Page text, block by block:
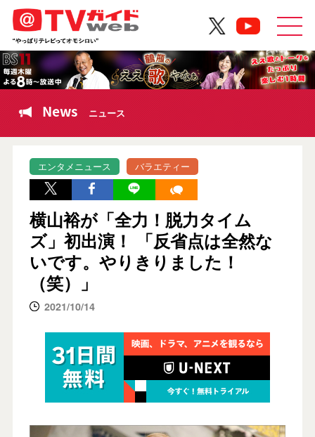
News ニュース
エンタメニュース バラエティー
横山裕が「全力！脱力タイム
ズ」初出演！ 「反省点は全然な
いです。やりきりました！
（笑）」
2021/10/14